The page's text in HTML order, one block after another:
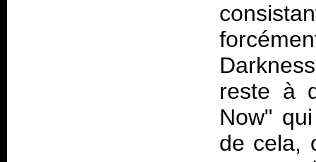
reste à
Now"
de cela,